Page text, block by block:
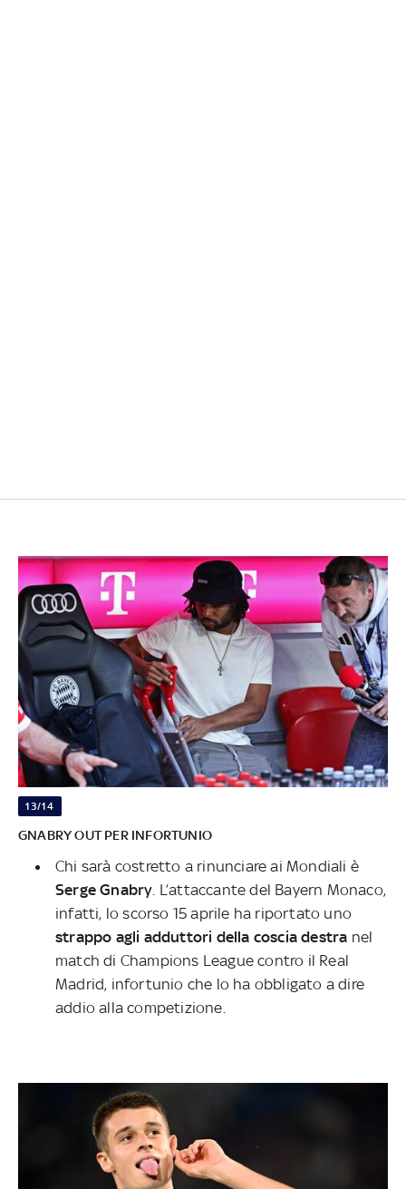
13/14
GNABRY OUT PER INFORTUNIO
Chi sarà costretto a rinunciare ai Mondiali è
Serge Gnabry. L’attaccante del Bayern Monaco,
infatti, lo scorso 15 aprile ha riportato uno
strappo agli adduttori della coscia destra nel
match di Champions League contro il Real
Madrid, infortunio che lo ha obbligato a dire
addio alla competizione.